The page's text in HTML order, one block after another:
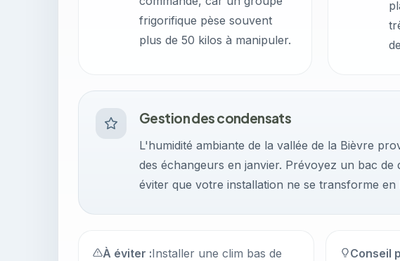
frigorifique pèse souvent
plus de 50 kilos à manipuler.
Gestion des condensats
L'humidité ambiante de la vallée de la Bièvre
des échangeurs en janvier. Prévoyez un bac
éviter que votre installation ne se transforme en
À éviter :Installer une clim bas de
Conseil